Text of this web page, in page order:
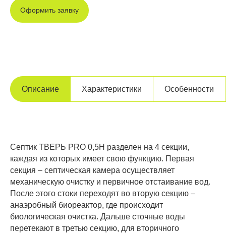
Оформить заявку
Описание Характеристики Особенности
Септик ТВЕРЬ PRO 0,5H разделен на 4 секции,
каждая из которых имеет свою функцию. Первая
секция – септическая камера осуществляет
механическую очистку и первичное отстаивание вод.
После этого стоки переходят во вторую секцию –
анаэробный биореактор, где происходит
биологическая очистка. Дальше сточные воды
перетекают в третью секцию, для вторичного